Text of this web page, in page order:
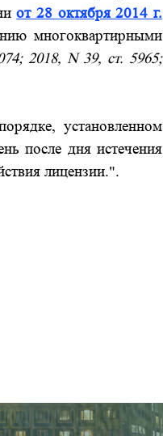
от 28 октября 2014 г.
многоквартирными
2018, N 39, ст. 5965;
установленном
после дня истечения
лицензии.".